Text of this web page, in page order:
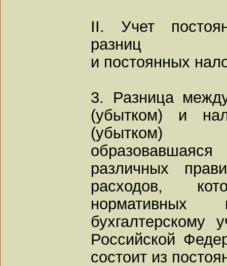
II. Учет
разниц
и постоянных
3. Разница
(убытком) и
(убытком)
образовавшаяся
различных
расходов,
бухгалтерскому
Российской
состоит из